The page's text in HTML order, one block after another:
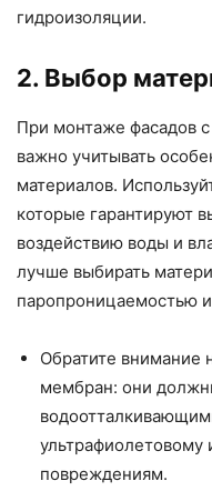
гидроизоляции.
2. Выбор
При монтаже фасадов
важно учитывать
материалов.
которые гарантируют
воздействию воды и
лучше выбирать
паропроницаемостью
Обратите внимание
мембран: они
повреждениям.